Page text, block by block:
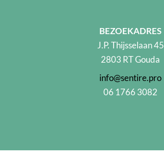
BEZOEKADRES
J.P. Thijsselaan 45
2803 RT Gouda
info@sentire.pro
06 1766 3082